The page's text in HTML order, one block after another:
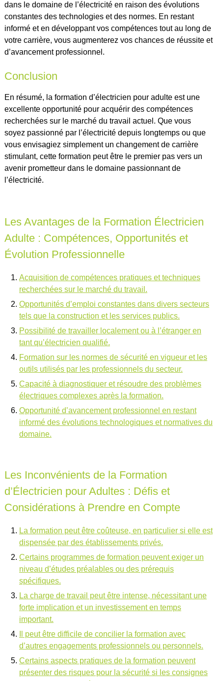
dans le domaine de l’électricité en raison des évolutions
constantes des technologies et des normes. En restant
informé et en développant vos compétences tout au long de
votre carrière, vous augmenterez vos chances de réussite et
d’avancement professionnel.
Conclusion
En résumé, la formation d’électricien pour adulte est une
excellente opportunité pour acquérir des compétences
recherchées sur le marché du travail actuel. Que vous
soyez passionné par l’électricité depuis longtemps ou que
vous envisagiez simplement un changement de carrière
stimulant, cette formation peut être le premier pas vers un
avenir prometteur dans le domaine passionnant de
l’électricité.
Les Avantages de la Formation Électricien
Adulte : Compétences, Opportunités et
Évolution Professionnelle
Acquisition de compétences pratiques et techniques
recherchées sur le marché du travail.
Opportunités d’emploi constantes dans divers secteurs
tels que la construction et les services publics.
Possibilité de travailler localement ou à l’étranger en
tant qu’électricien qualifié.
Formation sur les normes de sécurité en vigueur et les
outils utilisés par les professionnels du secteur.
Capacité à diagnostiquer et résoudre des problèmes
électriques complexes après la formation.
Opportunité d’avancement professionnel en restant
informé des évolutions technologiques et normatives du
domaine.
Les Inconvénients de la Formation
d’Électricien pour Adultes : Défis et
Considérations à Prendre en Compte
La formation peut être coûteuse, en particulier si elle est
dispensée par des établissements privés.
Certains programmes de formation peuvent exiger un
niveau d’études préalables ou des prérequis
spécifiques.
La charge de travail peut être intense, nécessitant une
forte implication et un investissement en temps
important.
Il peut être difficile de concilier la formation avec
d’autres engagements professionnels ou personnels.
Certains aspects pratiques de la formation peuvent
présenter des risques pour la sécurité si les consignes